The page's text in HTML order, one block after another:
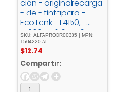
cián - originalrecarga
- de - tintapara -
EcoTank - L4150, -
L4260, - L6161, - L6171, -
L6191, - L6270
SKU: ALFAPRODR00385 | MPN:
T504220-AL
$12.74
Compartir: